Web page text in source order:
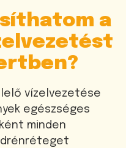
a
vízelvezetése
egészséges
minden
drénréteget